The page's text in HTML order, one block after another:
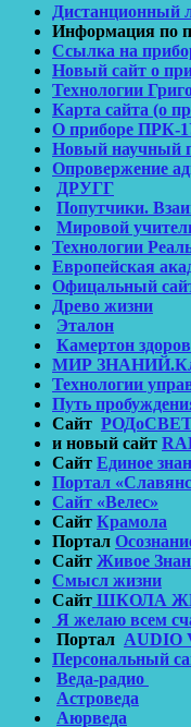
Дистанционный
Информация по
Ссылка на
Новый сайт о
Технологии
Карта сайта (о
О приборе ПРК-
Новый научный
Опровержение
ДРУГГ
Попутчики.
Мировой
Технологии
Европейская
Офицальный
Древо жизни
Эталон
Камертон
МИР
Технологии
Путь
Сайт
и новый сайт
Сайт Единое
Портал
Сайт «Велес»
Сайт Крамола
Портал
Сайт Живое
Смысл жизни
Сайт ШКОЛА
Я желаю всем
Портал AUDIO
Персональный
Веда-радио
Астроведа
Аюрведа